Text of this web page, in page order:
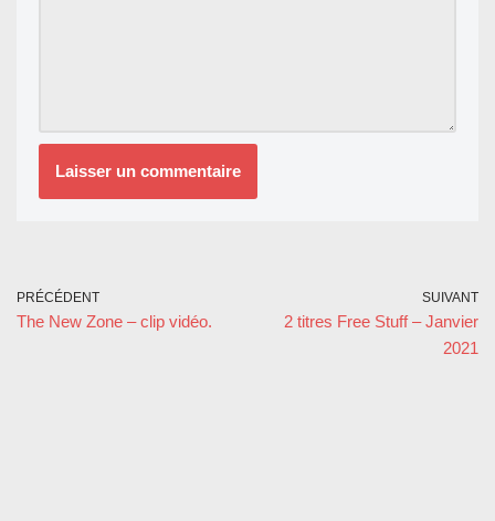
PRÉCÉDENT
The New Zone – clip vidéo.
SUIVANT
2 titres Free Stuff – Janvier
2021